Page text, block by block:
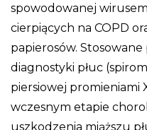
spowodowanej
cierpiących na COPD
papierosów.
diagnostyki płuc
piersiowej promieniami
wczesnym etapie
uszkodzenia miąższu